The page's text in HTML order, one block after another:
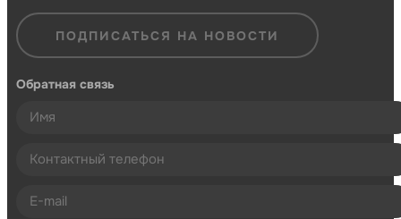
ПОДПИСАТЬСЯ НА НОВОСТИ
Обратная связь